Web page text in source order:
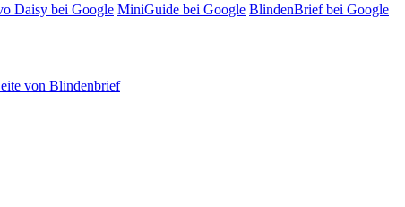
Daisy bei Google MiniGuide bei Google BlindenBrief bei Google
von Blindenbrief